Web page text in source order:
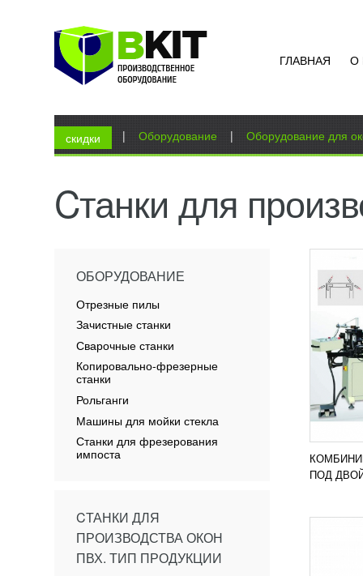
ГЛАВНАЯ О
Вы здесь
Главная | Оборудование | Оборудование для
Cтанки для
есть
ПОД
ОБОРУДОВАНИЕ
Отрезные пилы
Зачистные станки
Сварочные станки
Копировально-фрезерные
станки
Рольганги
Машины для мойки стекла
Станки для фрезерования
импоста
CТАНКИ ДЛЯ
ПРОИЗВОДСТВА ОКОН
ПВХ. ТИП ПРОДУКЦИИ
скидки